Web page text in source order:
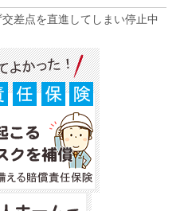
差点を直進してしまい停止中